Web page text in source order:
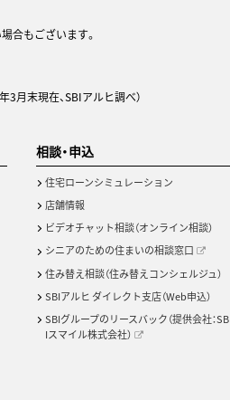
合もございます。
月末現在、SBIアルヒ調べ）
相談・申込
住宅ローンシミュレーション
店舗情報
ビデオチャット相談（オンライン相談）
シニアのための住まいの相談窓口
住み替え相談（住み替えコンシェルジュ）
SBIアルヒ ダイレクト支店（Web申込）
SBIグループのリースバック（提供会社：SB
Iスマイル株式会社）